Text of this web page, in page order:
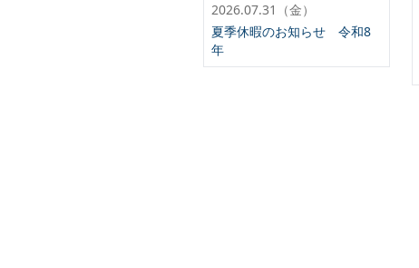
2026.07.31（金）
夏季休暇のお知らせ 令和8
年